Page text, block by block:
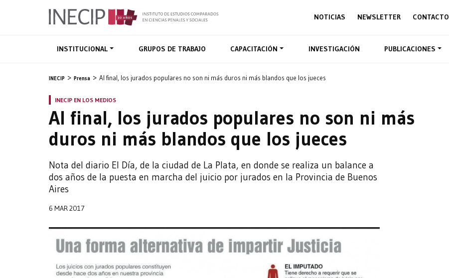
NOTICIAS NEWSLETTER CONTACTO
INSTITUCIONAL GRUPOS DE TRABAJO CAPACITACIÓN INVESTIGACIÓN PUBLICACIONES
INECIP Prensa Al final, los jurados populares no son ni más duros ni más blandos que los jueces
INECIP EN LOS MEDIOS
Al final, los jurados populares no son ni más
duros ni más blandos que los jueces
Nota del diario El Día, de la ciudad de La Plata, en donde se realiza un balance a
dos años de la puesta en marcha del juicio por jurados en la Provincia de Buenos
Aires
6 MAR 2017